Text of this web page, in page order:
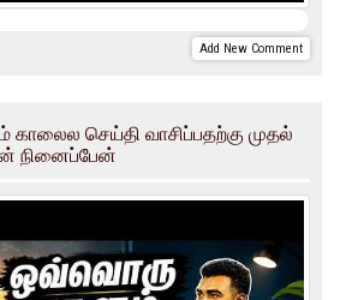
Add New Comment
காலைல செய்தி வாசிப்பதற்கு முதல்
நினைப்பேன்